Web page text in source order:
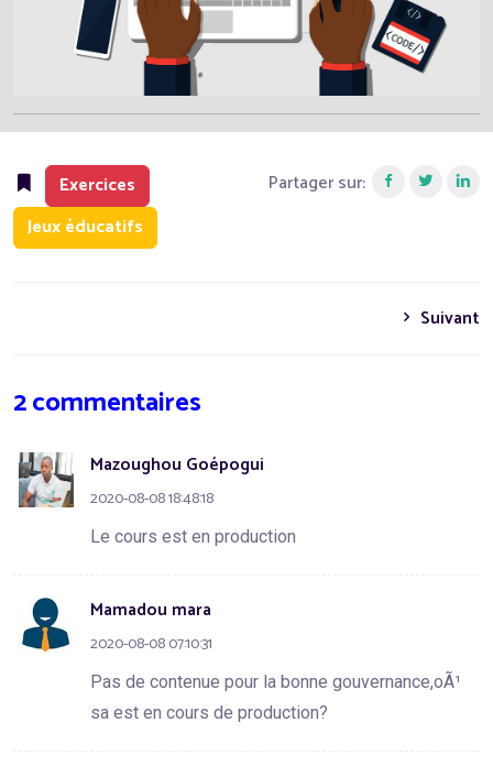
Exercices
Jeux éducatifs
Partager sur:
Suivant
2 commentaires
Mazoughou Goépogui
2020-08-08 18:48:18
Le cours est en production
Mamadou mara
2020-08-08 07:10:31
Pas de contenue pour la bonne gouvernance,oÃ¹
sa est en cours de production?